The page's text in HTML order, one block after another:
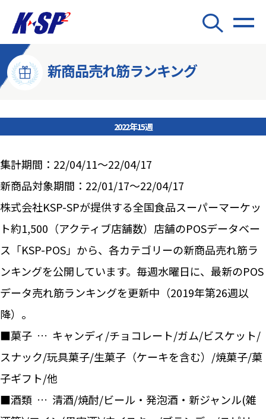
新商品売れ筋ランキング
2022年15週
集計期間：22/04/11～22/04/17
新商品対象期間：22/01/17～22/04/17
株式会社KSP-SPが提供する全国食品スーパーマーケッ
ト約1,500（アクティブ店舗数）店舗のPOSデータベー
ス「KSP-POS」から、各カテゴリーの新商品売れ筋ラ
ンキングを公開しています。毎週水曜日に、最新のPOS
データ売れ筋ランキングを更新中（2019年第26週以
降）。
■菓子 … キャンディ/チョコレート/ガム/ビスケット/
スナック/玩具菓子/生菓子（ケーキを含む）/焼菓子/菓
子ギフト/他
■酒類 … 清酒/焼酎/ビール・発泡酒・新ジャンル(雑